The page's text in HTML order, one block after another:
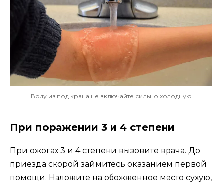
Воду из под крана не включайте сильно холодную
При поражении 3 и 4 степени
При ожогах 3 и 4 степени вызовите врача. До
приезда скорой займитесь оказанием первой
помощи. Наложите на обожженное место сухую,